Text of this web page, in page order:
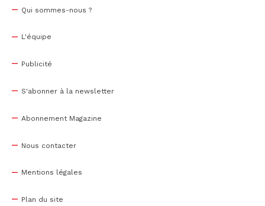
Qui sommes-nous ?
L'équipe
Publicité
S'abonner à la newsletter
Abonnement Magazine
Nous contacter
Mentions légales
Plan du site